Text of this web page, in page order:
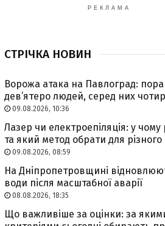
РЕКЛАМА
СТРІЧКА НОВИН
Ворожа атака на Павлоград:
дев’ятеро людей, серед них
09.08.2026, 10:36
Лазер чи електроепіляція: у чому
та який метод обрати для різного
09.08.2026, 08:59
На Дніпропетровщині
води після масштабної аварії
08.08.2026, 18:35
Що важливіше за оцінки: за